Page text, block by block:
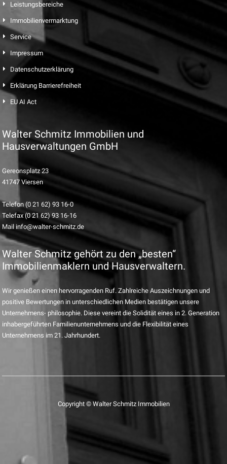
Leistungsbereiche
Immobilienvermarktung
Service
Impressum
Datenschutzerklärung
Erklärung Barrierefreiheit
EU AI Act
Walter Schmitz Immobilien und
Hausverwaltungen GmbH
Gereonsplatz 23
41747 Viersen
Telefon (0 21 62) 93 16-0
Telefax (0 21 62) 93 16-16
Mail info@walter-schmitz.de
Walter Schmitz gehört zu den „besten“
Immobilienmaklern und Hausverwaltern.
Wir genießen einen hervorragenden Ruf. Zahlreiche Auszeichnungen und
positive Bewertungen in unterschiedlichen Medien bestätigen unsere
Unternehmens- philosophie. Diese vereint die Solidität eines in 2. Generation
inhabergeführten Familienunternehmens und die Flexibilität eines
Unternehmens im 21. Jahrhundert.
Copyright © Walter Schmitz Immobilien